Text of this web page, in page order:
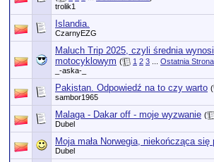
trolik1
Islandia.
CzarnyEZG
Maluch Trip 2025, czyli średnia
motocyklowym ( 1 2 3 Ostatnia Strona
_-aska-_
Pakistan. Odpowiedź na to czy warto (
sambor1965
Malaga - Dakar off - moje wyzwanie (
Dubel
Moja mała Norwegia, niekończąca
Dubel